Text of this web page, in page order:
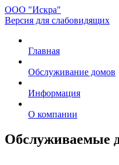
ООО "Искра"
Версия для слабовидящих
Главная
Обслуживание домов
Информация
О компании
Обслуживаемые